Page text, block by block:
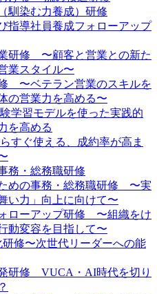
馴染む力養成）研修
指導社員養成フォローアップ
研修 〜顧客と営業との新た
業スタイル〜
〜ベテラン営業のスキルを
の営業力を高める〜
学習モデルを使った実践的
を高める
すぐ使える、成約率が高ま
務・総務職研修
めの事務・総務職研修 〜実
い力」向上に向けて〜
ローアップ研修 〜組織をけ
動変容を目指して〜
研修〜次世代リーダーへの能
研修 VUCA・AI時代を切り